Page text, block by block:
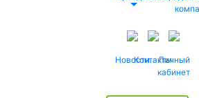
НовостиКонтактыЛичный
кабинет